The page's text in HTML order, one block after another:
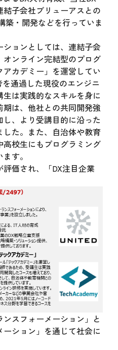
子会社ブリューアスとの
築・開発などを行っていま
ョンとしては、連結子会
ンライン完結型のプログ
カデミー」を運営してい
通過した現役のエンジニ
は実践的なスキルを身に
は、他社との共同開発強
、より受講目的に沿った
た。また、自治体や教育
校生にもプログラミング
す。
価され、「DX注目企業
スフォーメーション」と
ーション」を通じて社会に